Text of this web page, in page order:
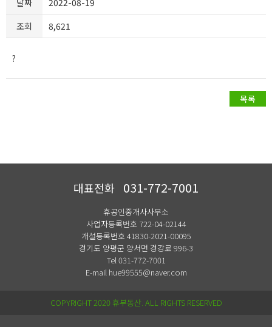
날짜
2022-08-19
조회
8,621
?
대표전화 031-772-7001
휴공인중개사사무소
사업자등록번호 722-04-02144
개설등록번호 41830-2021-00095
경기도 양평군 양서면 경강로 996-3
Tel 031-772-7001
E-mail hue99555@naver.com
COPYRIGHT 2020 휴부동산. ALL RIGHTS RESERVED